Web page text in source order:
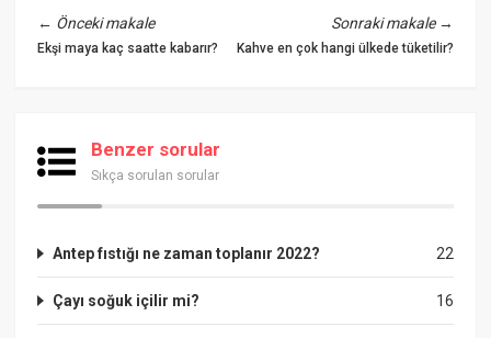
← Önceki makale
Ekşi maya kaç saatte kabarır?
Sonraki makale→
Kahve en çok hangi ülkede tüketilir?
Benzer sorular
Sıkça sorulan sorular
22
Antep fıstığı ne zaman toplanır 2022?
16
Çayı soğuk içilir mi?